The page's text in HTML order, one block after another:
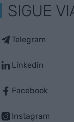
SIGUE
Telegram
Linkedin
Facebook
Instagram